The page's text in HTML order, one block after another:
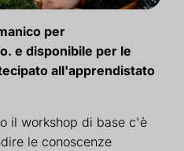
per
e disponibile per le
all'apprendistato
il workshop di base c'è
le conoscenze